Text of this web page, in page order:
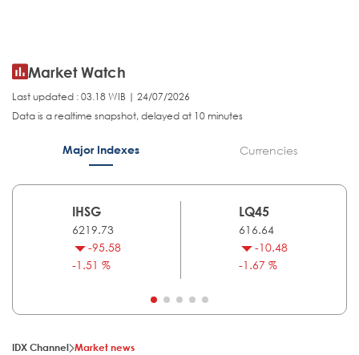
Market Watch
Last updated : 03.18 WIB | 24/07/2026
Data is a realtime snapshot, delayed at 10 minutes
Major Indexes Currencies
IHSG
6219.73
-95.58
-1.51 %
LQ45
616.64
-10.48
-1.67 %
IDX Channel Market news